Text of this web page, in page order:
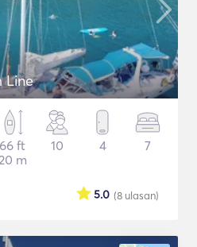
Line
66 ft
m
10 4 7
(8 ulasan)
5.0